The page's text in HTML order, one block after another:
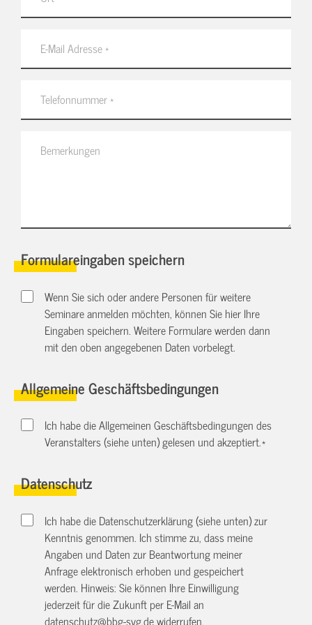
Formulareingaben speichern
Wenn Sie sich oder andere Personen für weitere
Seminare anmelden möchten, können Sie hier Ihre
Eingaben speichern. Weitere Formulare werden dann
mit den oben angegebenen Daten vorbelegt.
Allgemeine Geschäftsbedingungen
Ich habe die Allgemeinen Geschäftsbedingungen des
Veranstalters (siehe unten) gelesen und akzeptiert.*
Datenschutz
Ich habe die Datenschutzerklärung (siehe unten) zur
Kenntnis genommen. Ich stimme zu, dass meine
Angaben und Daten zur Beantwortung meiner
Anfrage elektronisch erhoben und gespeichert
werden. Hinweis: Sie können Ihre Einwilligung
jederzeit für die Zukunft per E-Mail an
datenschutz@bbg-svg.dewiderrufen.